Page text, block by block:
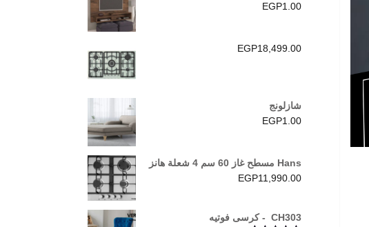
EGP1.00
EGP18,499.00
شازلونج
EGP1.00
Hans مسطح غاز 60 سم 4 شعلة هانز
EGP11,990.00
CH303 - كرسى فوتيه